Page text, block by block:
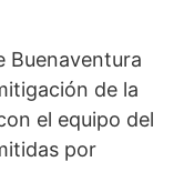
Buenaventura
de la
el equipo del
por